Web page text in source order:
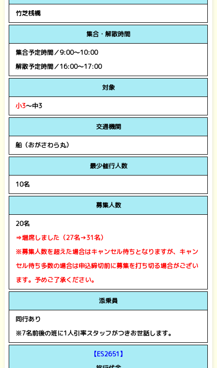
竹芝桟橋
集合・解散時間
集合予定時間／9:00～10:00
解散予定時間／16:00～17:00
対象
小3～中3
交通機関
船（おがさわら丸）
最少催行人数
10名
募集人数
20名
⇒増席しました（27名→31名）
※募集人数を超えた場合はキャンセル待ちとなりますが、キャン
セル待ち多数の場合は申込締切前に募集を打ち切る場合がござい
ます。予めご了承ください。
添乗員
同行あり
※7名前後の班に1人引率スタッフがつきお世話します。
【ES2651 】